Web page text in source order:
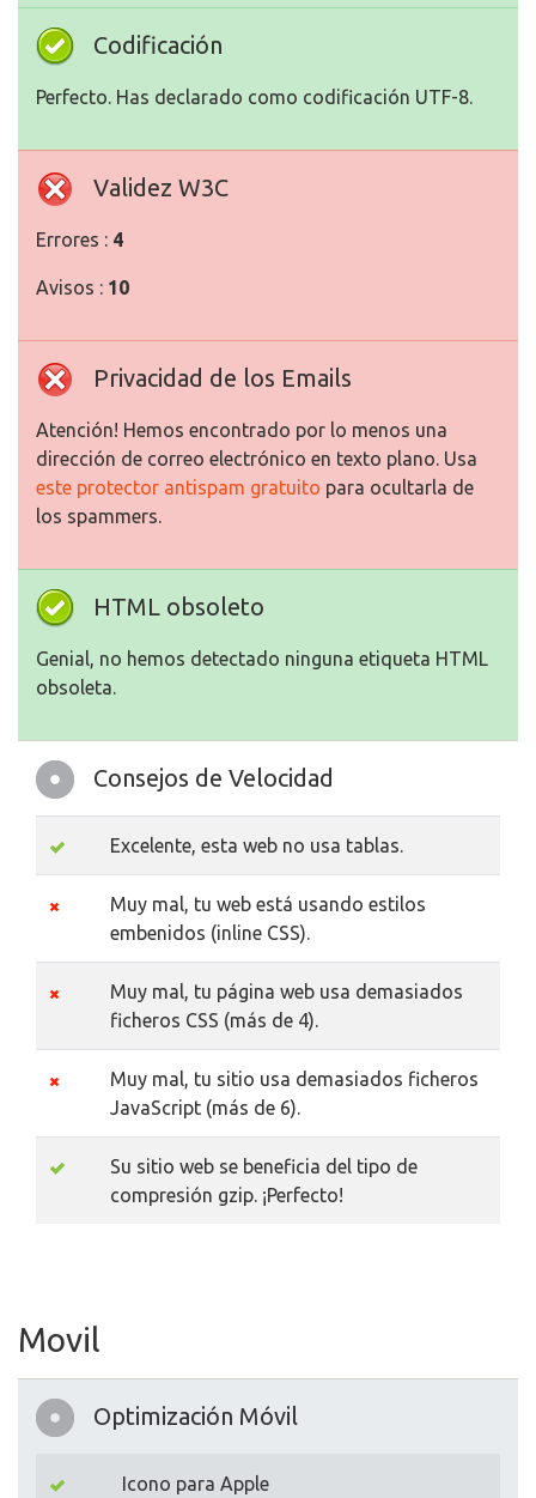
Codificación
Perfecto. Has declarado como codificación UTF-8.
Validez W3C
Errores : 4
Avisos : 10
Privacidad de los Emails
Atención! Hemos encontrado por lo menos una
dirección de correo electrónico en texto plano. Usa
este protector antispam gratuito para ocultarla de
los spammers.
HTML obsoleto
Genial, no hemos detectado ninguna etiqueta HTML
obsoleta.
Consejos de Velocidad
Excelente, esta web no usa tablas.
Muy mal, tu web está usando estilos
embenidos (inline CSS).
Muy mal, tu página web usa demasiados
ficheros CSS (más de 4).
Muy mal, tu sitio usa demasiados ficheros
JavaScript (más de 6).
Su sitio web se beneficia del tipo de
compresión gzip. ¡Perfecto!
Movil
Optimización Móvil
Icono para Apple